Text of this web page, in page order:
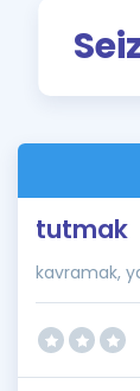
Blog
tutmak
kavramak,